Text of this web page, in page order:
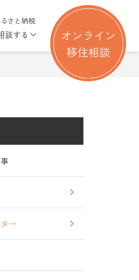
さと納税
てみる
submenu for 情報を集める
談する Show submenu for 相談す
オンライン
移住相談
ー